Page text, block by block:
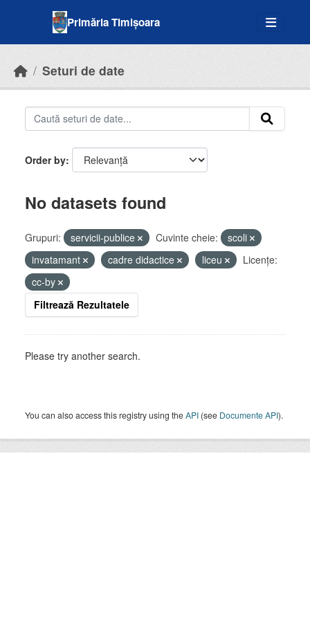
Primăria Timișoara
Seturi de date
Order by
No datasets found
Grupuri: servicii-publice Cuvinte cheie:
scoli
invatamant
cadre didactice liceu
Licenţe:
cc-by
Filtrează Rezultatele
Please try another search.
You can also access this registry using theAPI (see Documente API).